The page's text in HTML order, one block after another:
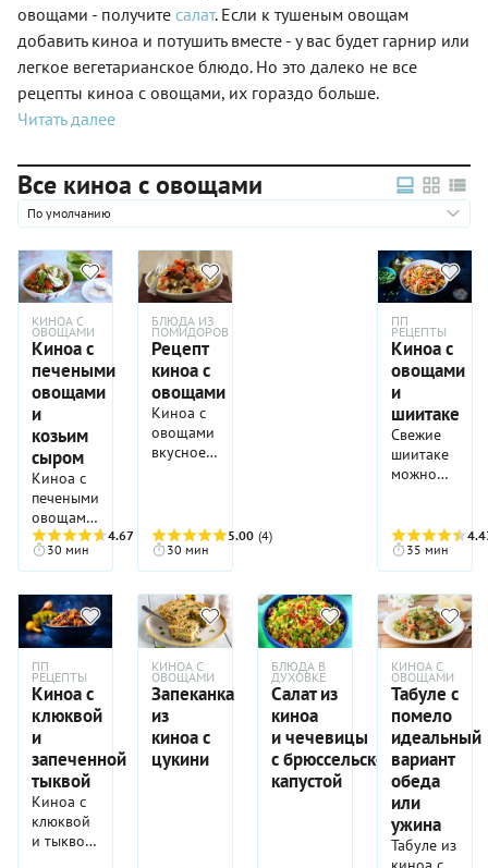
овощами - получите салат. Если к тушеным овощам
добавить киноа и потушить вместе - у вас будет гарнир или
легкое вегетарианское блюдо. Но это далеко не все
рецепты киноа с овощами, их гораздо больше.
Читать далее
Все киноа с овощами
По умолчанию
КИНОА С
ОВОЩАМИ
Киноа с
печеными
овощами
и
козьим
сыром
Киноа с
печеными
овощами
и козьим
сыром
можно
подать и
как салат,
и как
блюдо,
не важно.
Главное,
что
блюдо
сытное и
в то же
время
легкое,
простое и
4.67
(3)
30 мин
БЛЮДА ИЗ
ПОМИДОРОВ
Рецепт
киноа с
овощами
Киноа с
овощами —
вкусное и
которое,
несомненно,
оценят
многие
сторонники
правильного
питания.
Ну а то,
что оно
полностью
соответствует
принципам
5.00 (4)
30 мин
ПП
РЕЦЕПТЫ
Киноа с
овощами
и
шиитаке
Свежие
шиитаке
можно
замочив
их на 12
ч и
использовав
настой
для
варки
киноа.
35 мин
ПП
РЕЦЕПТЫ
Киноа с
клюквой
и
запеченной
тыквой
Киноа с
клюквой
и тыквой
КИНОА С
ОВОЩАМИ
Запеканка
из
киноа с
цукини
БЛЮДА В
ДУХОВКЕ
Салат из
киноа
и чечевицы
с брюссельской
капустой
КИНОА С
ОВОЩАМИ
Табуле с
помело
идеальный
вариант
обеда
или
ужина
Табуле из